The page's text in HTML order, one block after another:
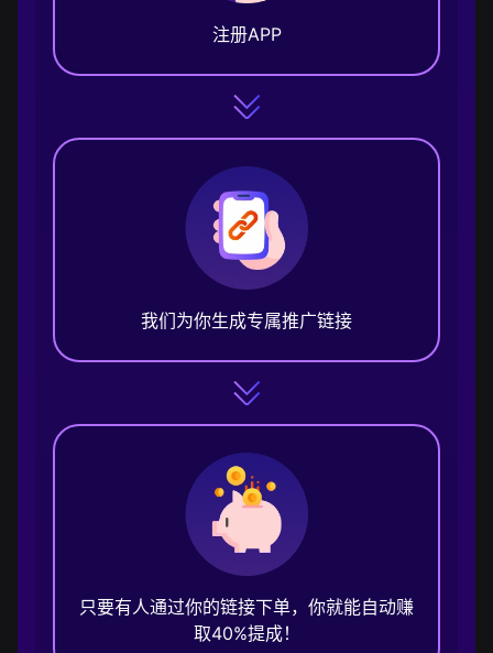
注册APP
我们为你生成专属推广链接
只要有人通过你的链接下单，你就能自动赚
取40%提成！